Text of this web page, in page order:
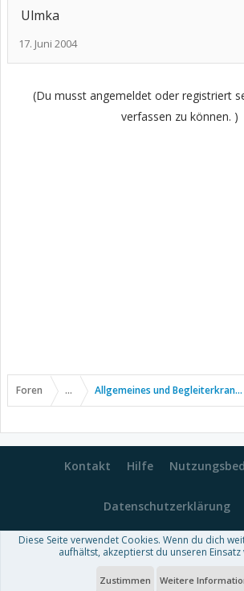
Ulmka
17. Juni 2004
(Du musst angemeldet oder registriert
verfassen zu können. )
Foren ... Allgemeines und
Kontakt Hilfe
Datenschutzerklärung
Forum software by XenForo™-Deutsch
Theme designed by
Diese Seite verwendet Cookies. Wenn du dich
aufhältst, akzeptierst du unseren Einsatz
Zustimmen Weitere